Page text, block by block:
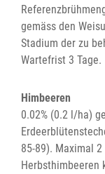
gemäss den
Stadium der zu
Wartefrist 3 Tage.
Himbeeren
0.02% (0.2 l/ha)
85-89). Maximal
Herbsthimbeeren